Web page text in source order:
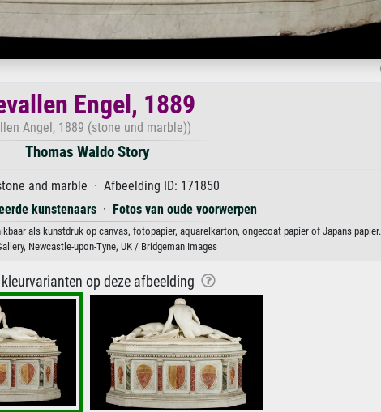
Engel, 1889
Angel, 1889 (stone und marble))
Thomas Waldo Story
and marble · Afbeelding ID: 171850
kunstenaars· Fotos van oude voorwerpen
als kunstdruk op canvas, fotopapier, aquarelkarton, ongecoat papier of Japans papier.
Newcastle-upon-Tyne, UK / Bridgeman Images
op deze afbeelding